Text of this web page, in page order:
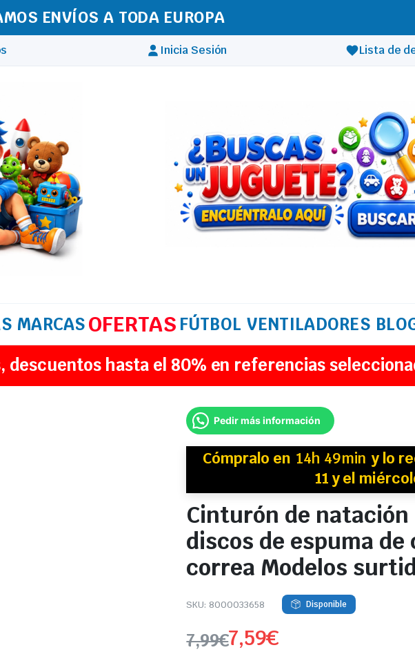
ENVÍOS A TODA EUROPA
Inicia Sesión Lista de
MARCASOFERTAS FÚTBOL VENTILADORES
hasta el 80% en referencias
Pedir más información
Cómpralo en 14h 49min y lo
11 y el
Cinturón de natación
discos de espuma de
correa Modelos
SKU: 8000033658 Disponible
7,99€7,59€